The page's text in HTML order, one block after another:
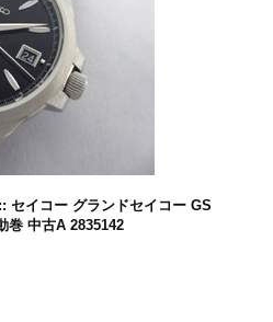
セイコー グランドセイコー GS
巻 中古A 2835142